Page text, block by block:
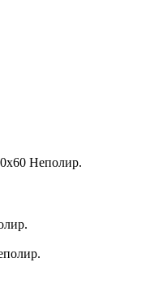
Неполир.